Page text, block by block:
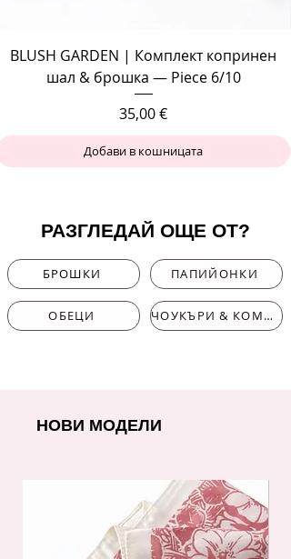
BLUSH GARDEN | Комплект копринен
шал & брошка — Piece 6/10
Цена
35,00 €
Добави в кошницата
РАЗГЛЕДАЙ ОЩЕ ОТ?
БРОШКИ ПАПИЙОНКИ
ОБЕЦИ ЧОУКЪРИ & КОМПЛЕКТИ
НОВИ МОДЕЛИ